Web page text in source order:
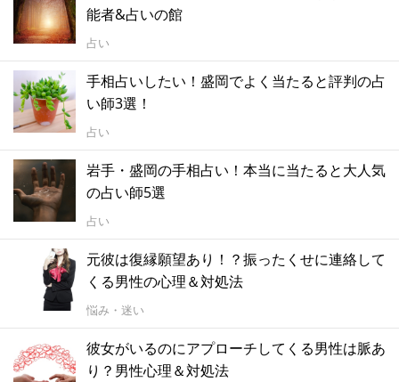
能者&占いの館
占い
手相占いしたい！盛岡でよく当たると評判の占
い師3選！
占い
岩手・盛岡の手相占い！本当に当たると大人気
の占い師5選
占い
元彼は復縁願望あり！？振ったくせに連絡して
くる男性の心理＆対処法
悩み・迷い
彼女がいるのにアプローチしてくる男性は脈あ
り？男性心理＆対処法